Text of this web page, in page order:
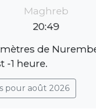
Maghreb
20:49
de
-1 heure.
pour août 2026